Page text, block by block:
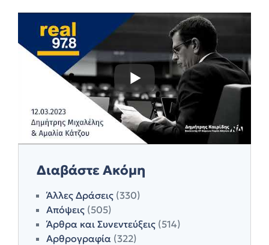
Διαβάστε Ακόμη
Άλλες Δράσεις (330)
Απόψεις (505)
Άρθρα και Συνεντεύξεις (514)
Αρθρογραφία (322)